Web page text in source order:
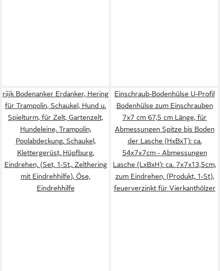
riijk Bodenanker Erdanker, Hering
für Trampolin, Schaukel, Hund u.
Spielturm, für Zelt, Gartenzelt,
Hundeleine, Trampolin,
Poolabdeckung, Schaukel,
Klettergerüst, Hüpfburg,
Eindrehen, (Set, 1-St., Zelthering
mit Eindrehhilfe), Öse,
Eindrehhilfe
Einschraub-Bodenhülse U-Profil
Bodenhülse zum Einschrauben
7x7 cm 67,5 cm Länge, für
Abmessungen Spitze bis Boden
der Lasche (HxBxT): ca.
54x7x7cm - Abmessungen
Lasche (LxBxH): ca. 7x7x13,5cm,
zum Eindrehen, (Produkt, 1-St),
feuerverzinkt für Vierkanthölzer